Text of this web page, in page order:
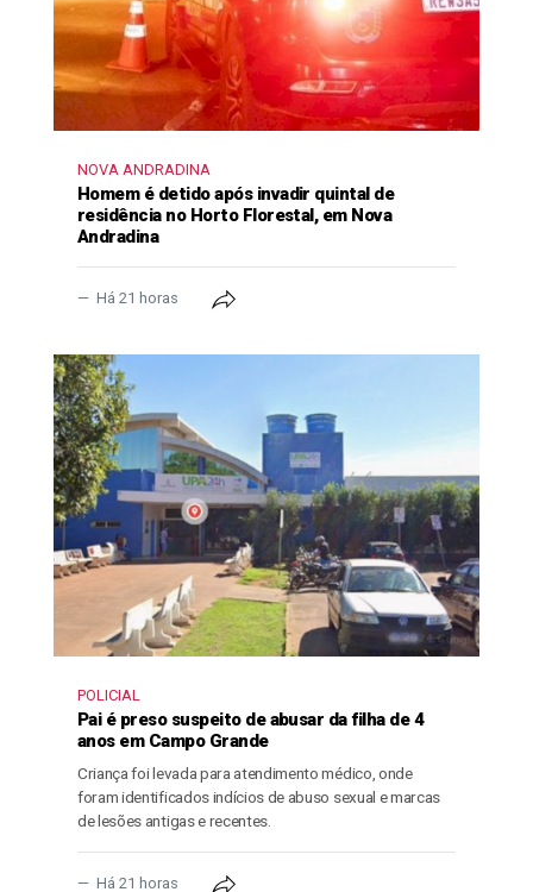
NOVA ANDRADINA
Homem é detido após invadir quintal de
residência no Horto Florestal, em Nova
Andradina
Há 21 horas
POLICIAL
Pai é preso suspeito de abusar da filha de 4
anos em Campo Grande
Criança foi levada para atendimento médico, onde
foram identificados indícios de abuso sexual e marcas
de lesões antigas e recentes.
Há 21 horas